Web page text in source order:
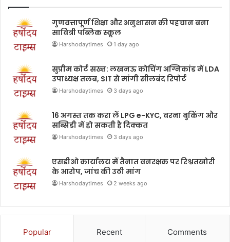
गुणवत्तापूर्ण शिक्षा और अनुशासन की पहचान बना
सावित्री पब्लिक स्कूल
Harshodaytimes 1 day ago
सुप्रीम कोर्ट सख्त: लखनऊ कोचिंग अग्निकांड में LDA
उपाध्यक्ष तलब, SIT से मांगी सीलबंद रिपोर्ट
Harshodaytimes 3 days ago
16 अगस्त तक करा लें LPG e-KYC, वरना बुकिंग और
सब्सिडी में हो सकती है दिक्कत
Harshodaytimes 3 days ago
एसडीओ कार्यालय में तैनात वनरक्षक पर रिश्वतखोरी
के आरोप, जांच की उठी मांग
Harshodaytimes 2 weeks ago
Popular Recent Comments